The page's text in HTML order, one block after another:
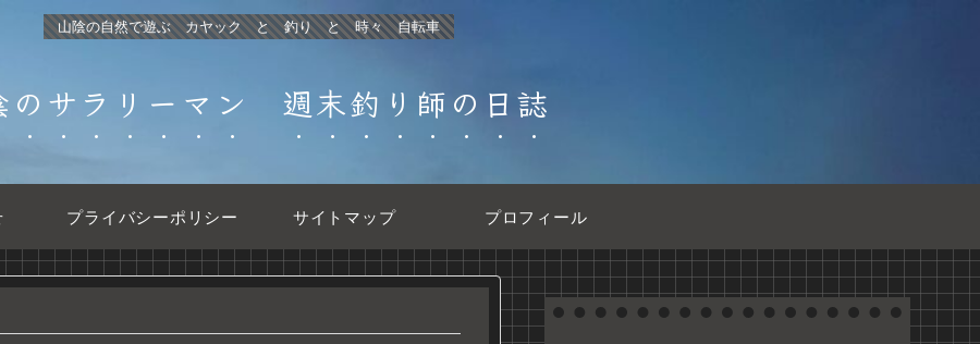
山陰の自然で遊ぶ カヤック と 釣り と 時々 自転車
のサラリーマン 週末釣り師の日誌
プライバシーポリシー サイトマップ プロフィール